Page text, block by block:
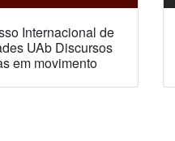
Internacional de
UAb Discursos
em movimento